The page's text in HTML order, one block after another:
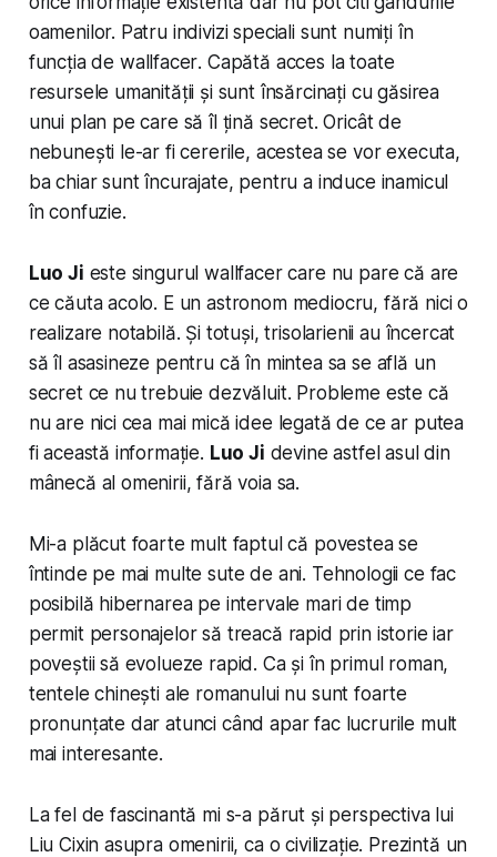
oamenilor. Patru indivizi speciali sunt numiți în
funcția de wallfacer. Capătă acces la toate
resursele umanității și sunt însărcinați cu găsirea
unui plan pe care să îl țină secret. Oricât de
nebunești le-ar fi cererile, acestea se vor executa,
ba chiar sunt încurajate, pentru a induce inamicul
în confuzie.
Luo Ji este singurulwallfacercare nu pare că are
ce căuta acolo. E un astronom mediocru, fără nici o
realizare notabilă. Și totuși, trisolarienii au încercat
să îl asasineze pentru că în mintea sa se află un
secret ce nu trebuie dezvăluit. Probleme este că
nu are nici cea mai mică idee legată de ce ar putea
fi această informație. Luo Ji devine astfel asul din
mânecă al omenirii, fără voia sa.
Mi-a plăcut foarte mult faptul că povestea se
întinde pe mai multe sute de ani. Tehnologii ce fac
posibilă hibernarea pe intervale mari de timp
permit personajelor să treacă rapid prin istorie iar
poveștii să evolueze rapid. Ca și în primul roman,
tentele chinești ale romanului nu sunt foarte
pronunțate dar atunci când apar fac lucrurile mult
mai interesante.
La fel de fascinantă mi s-a părut și perspectiva lui
Liu Cixin asupra omenirii, ca o civilizație. Prezintă un